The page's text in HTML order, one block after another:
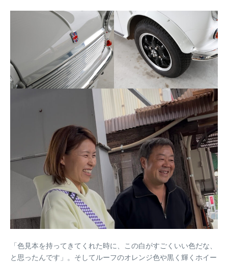
「色見本を持ってきてくれた時に、この白がすごくいい色だな、
と思ったんです」。そしてルーフのオレンジ色や黒く輝くホイー